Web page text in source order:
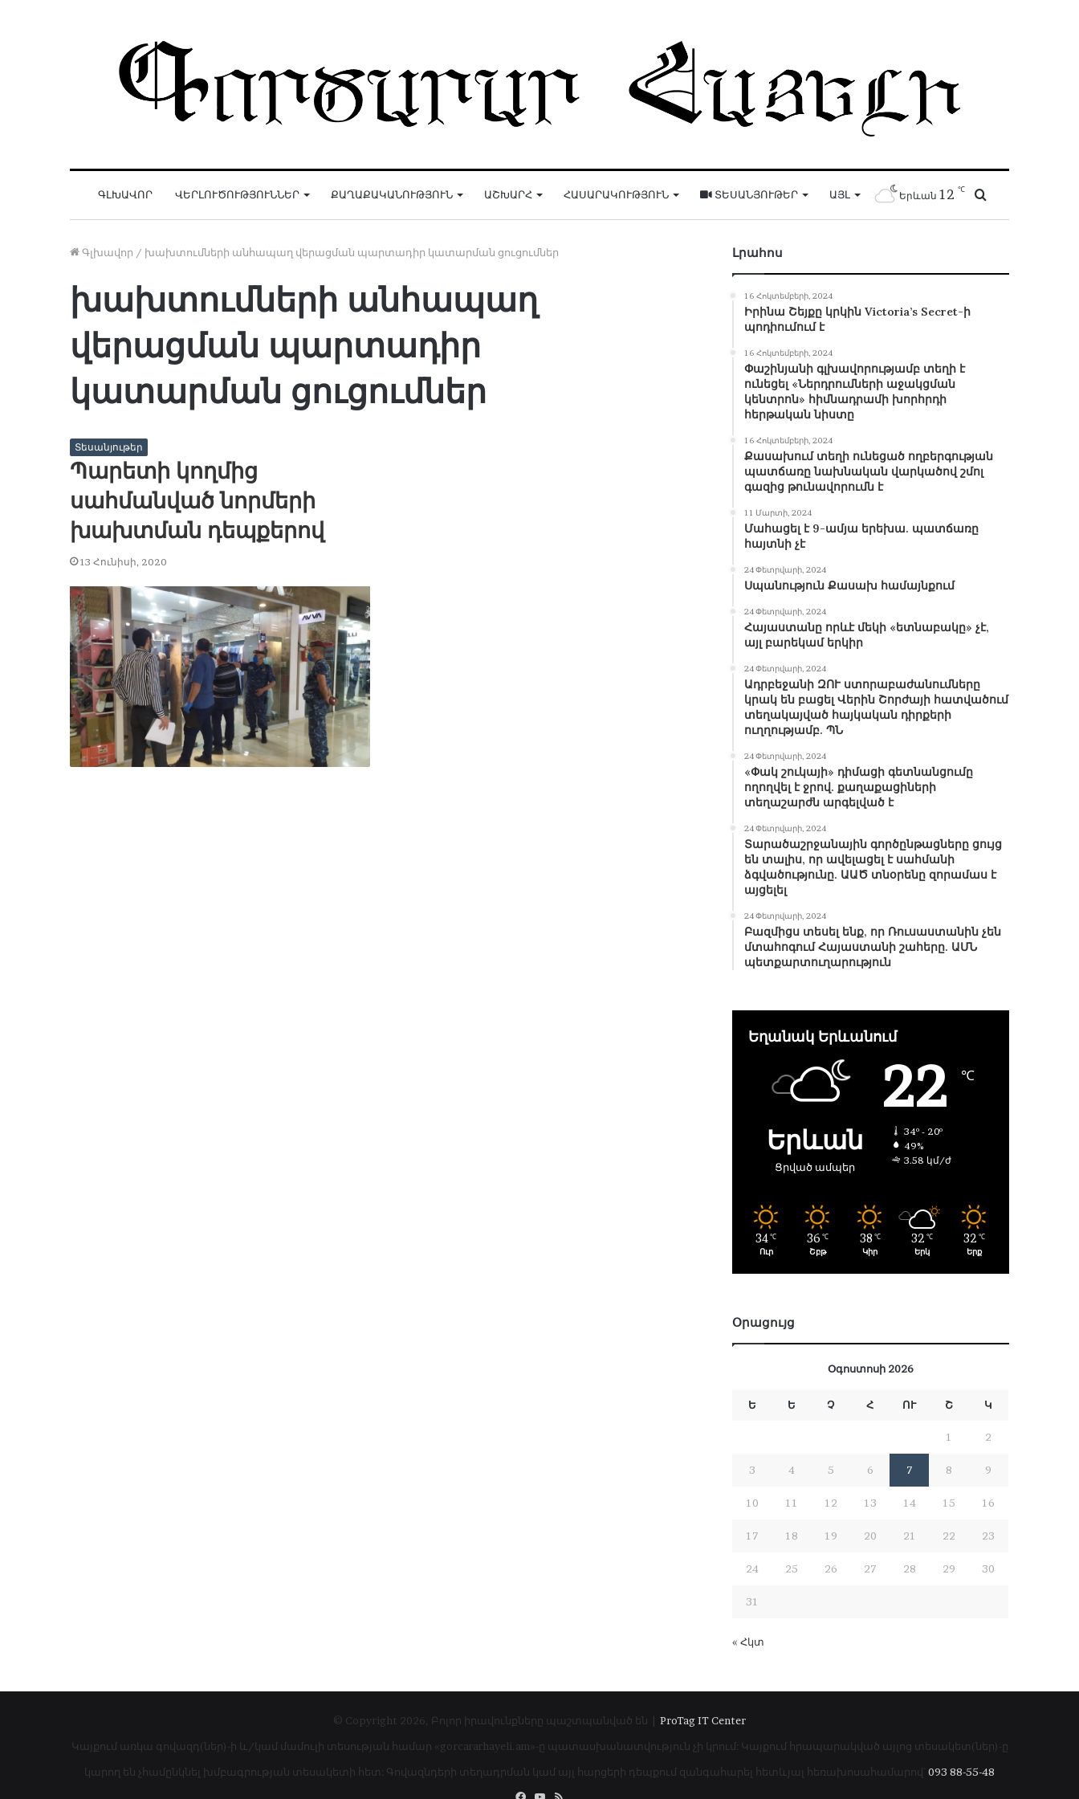
ԳԼԽԱՎՈՐ ՎԵՐԼՈՒԾՈՒԹՅՈՒՆՆԵՐ ՔԱՂԱՔԱԿԱՆՈՒԹՅՈՒՆ ԱՇԽԱՐՀ ՀԱՍԱՐԱԿՈՒԹՅՈՒՆ ՏԵՍԱՆՅՈՒԹԵՐ ԱՅԼ Երևան 12 ℃
Գլխավոր / խախտումների անհապաղ վերացման պարտադիր կատարման ցուցումներ
խախտումների անհապաղ
վերացման պարտադիր
կատարման ցուցումներ
Տեսանյութեր
Պարետի կողմից
սահմանված նորմերի
խախտման դեպքերով
13 Հունիսի, 2020
Լրահոս
16 Հոկտեմբերի, 2024
Իրինա Շեյքը կրկին Victoria’s Secret-ի
պոդիումում է
16 Հոկտեմբերի, 2024
Փաշինյանի գլխավորությամբ տեղի է
ունեցել «Ներդրումների աջակցման
կենտրոն» հիմնադրամի խորհրդի
հերթական նիստը
16 Հոկտեմբերի, 2024
Քասախում տեղի ունեցած ողբերգության
պատճառը նախնական վարկածով շմոլ
գազից թունավորումն է
11 Մարտի, 2024
Մահացել է 9-ամյա երեխա. պատճառը
հայտնի չէ
24 Փետրվարի, 2024
Սպանություն Քասախ համայնքում
24 Փետրվարի, 2024
Հայաստանը որևէ մեկի «ետնաբակը» չէ,
այլ բարեկամ երկիր
24 Փետրվարի, 2024
Ադրբեջանի ԶՈՒ ստորաբաժանումները
կրակ են բացել Վերին Շորժայի հատվածում
տեղակայված հայկական դիրքերի
ուղղությամբ. ՊՆ
24 Փետրվարի, 2024
«Փակ շուկայի» դիմացի գետնանցումը
ողողվել է ջրով. քաղաքացիների
տեղաշարժն արգելված է
24 Փետրվարի, 2024
Տարածաշրջանային գործընթացները ցույց
են տալիս, որ ավելացել է սահմանի
ձգվածությունը. ԱԱԾ տնօրենը զորամաս է
այցելել
24 Փետրվարի, 2024
Բազմիցս տեսել ենք, որ Ռուսաստանին չեն
մտահոգում Հայաստանի շահերը. ԱՄՆ
պետքարտուղարություն
Եղանակ Երևանում
Երևան
Ցրված ամպեր
22 ℃
34º - 20º
49%
3.58 կմ/ժ
34 ℃
Ուր
36 ℃
Շբթ
38 ℃
Կիր
32 ℃
Երկ
32 ℃
Երք
Օրացույց
Օգոստոսի 2026
Ե Ե Չ Հ ՈՒ Շ Կ
1 2
3 4 5 6 7 8 9
10 11 12 13 14 15 16
17 18 19 20 21 22 23
24 25 26 27 28 29 30
31
« Հկտ
© Copyright 2026, Բոլոր իրավունքները պաշտպանված են | ProTag IT Center
Կայքում առկա գովազդ(ներ)-ի և/կամ մամուլի տեսության համար «gorcararhayeli.am»-ը պատասխանատվություն չի կրում: Կայքում հրապարակված այլոց տեսակետ(ներ)-ը
կարող են չհամընկնել խմբագրության տեսակետի հետ: Գովազնդերի տեղադրման կամ այլ հարցերի դեպքում զանգահարել հետևյալ հեռախոսահամարով՝ 093 88-55-48